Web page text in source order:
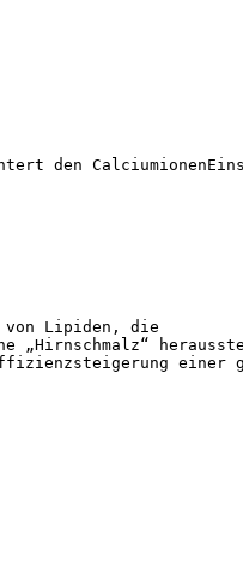
den
von Lipiden, die
„Hirnschmalz“
einer